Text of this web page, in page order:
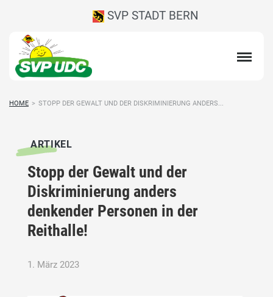
SVP STADT BERN
HOME > STOPP DER GEWALT UND DER DISKRIMINIERUNG ANDERS...
ARTIKEL
Stopp der Gewalt und der
Diskriminierung anders
denkender Personen in der
Reithalle!
1. März 2023